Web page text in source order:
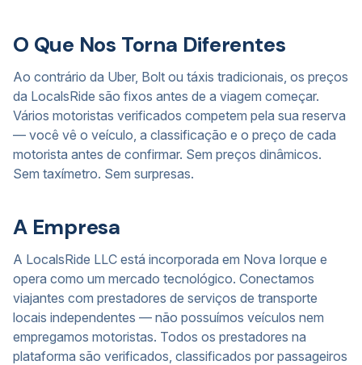
O Que Nos Torna Diferentes
Ao contrário da Uber, Bolt ou táxis tradicionais, os preços
da LocalsRide são fixos antes de a viagem começar.
Vários motoristas verificados competem pela sua reserva
— você vê o veículo, a classificação e o preço de cada
motorista antes de confirmar. Sem preços dinâmicos.
Sem taxímetro. Sem surpresas.
A Empresa
A LocalsRide LLC está incorporada em Nova Iorque e
opera como um mercado tecnológico. Conectamos
viajantes com prestadores de serviços de transporte
locais independentes — não possuímos veículos nem
empregamos motoristas. Todos os prestadores na
plataforma são verificados, classificados por passageiros